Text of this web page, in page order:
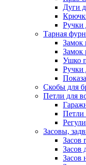
Дуги
Ручки
Тарная
Замок
Замок
Ушко
Ручки
Скобы для
Петли для
Петли
Засовы,
Засов
Засов
Засов